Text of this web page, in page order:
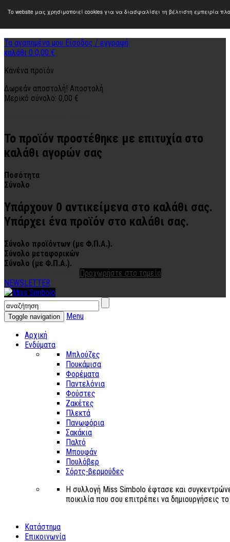
Το website μας χρησιμοποιεί cookies για να διασφαλίσει τη βέλτιστη εμπειρία
Τα αγαπημένα μου Είσοδος / εγγραφή
καλάθι 0 0,00 €
Κανένα προϊόν
Δωρεάν αποστολή! Αποστολή
Μερικό σύνολο: 0,00 €
Το προϊόν προστέθηκε με επιτυχία στο
καλάθι αγορών σας
Ποσότητα
Σύνολο
Υπάρχουν 0 αντικείμενα στο καλάθι σας.
Υπάρχει ένα προϊόν στο καλάθι σας.
Σύνολο προϊόντων (με Φ.Π.Α.).
Σύνολο μεταφορικών
Σύνολο (με Φ.Π.Α.).
Προχωρήστε στο ταμείο
NEWSLETTER
Toggle navigation
Menu
Αρχική
Ενδύματα
Μπλούζες
Πουκάμισα
Φορέματα
Παντελόνια
Φούστες
Ζακέτες
Πλεκτά
Πανωφόρια
Σακάκια
Παλτό
Μπουφάν
Πουλόβερ
Σόρτς-βερμούδες
Η συλλογή Miss Simbolo έφτασε και
ποικιλία που σου επιτρέπει να δημιουργήσεις
Κατάστημα
Επικοινωνία